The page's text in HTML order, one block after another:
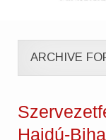
ARCHIVE
Hajdú-